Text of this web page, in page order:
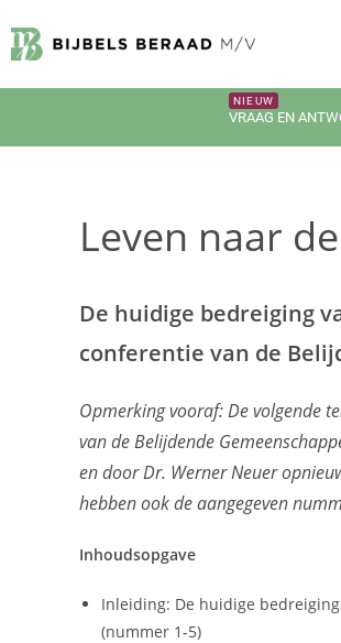
VRAAG EN
Leven naar
De huidige bedreiging
conferentie van de
Opmerking vooraf: De volgende
van de Belijdende
en door Dr. Werner Neuer
hebben ook de aangegeven
Inhoudsopgave
Inleiding: De huidige
(nummer 1-5)